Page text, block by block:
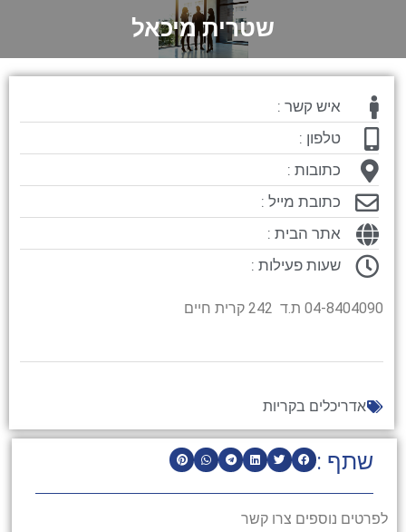
שטרית מיכאל
שתף :
לפרטים נוספים צרו קשר
איש קשר :
טלפון :
כתובות :
כתובת מייל :
אתר הבית :
שעות פעילות :
04-8404090 ת.ד 242 קרית חיים
אדריכלים בקריות